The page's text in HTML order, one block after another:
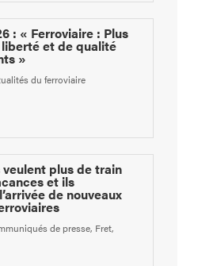
: « Ferroviaire : Plus
et de qualité
»
du ferroviaire
veulent plus de train
et ils
de nouveaux
de presse, Fret,